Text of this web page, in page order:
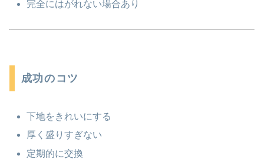
完全にはがれない場合あり
成功のコツ
下地をきれいにする
厚く盛りすぎない
定期的に交換